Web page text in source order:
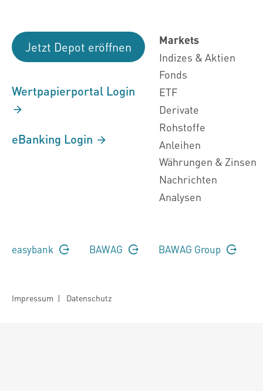
Jetzt Depot eröffnen
Wertpapierportal Login
eBanking Login
Markets
Indizes & Aktien
Fonds
ETF
Derivate
Rohstoffe
Anleihen
Währungen & Zinsen
Nachrichten
Analysen
easybank BAWAG BAWAG Group
Impressum | Datenschutz